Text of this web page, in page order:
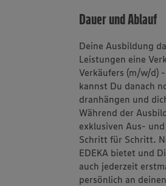
Dauer und Ablauf
Deine Ausbildung
Leistungen eine
Verkäufers (m/w/d)
kannst Du danach
dranhängen und
Während der
exklusiven Aus-
Schritt für Schritt.
EDEKA bietet und
auch jederzeit
persönlich an